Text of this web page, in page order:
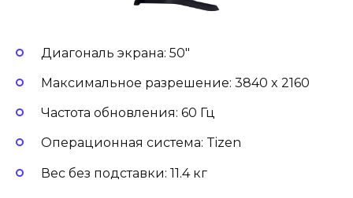
Диагональ экрана: 50″
Максимальное разрешение: 3840 x 2160
Частота обновления: 60 Гц
Операционная система: Tizen
Вес без подставки: 11.4 кг